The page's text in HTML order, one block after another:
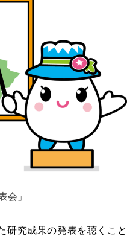
会」
研究成果の発表を聴くこと